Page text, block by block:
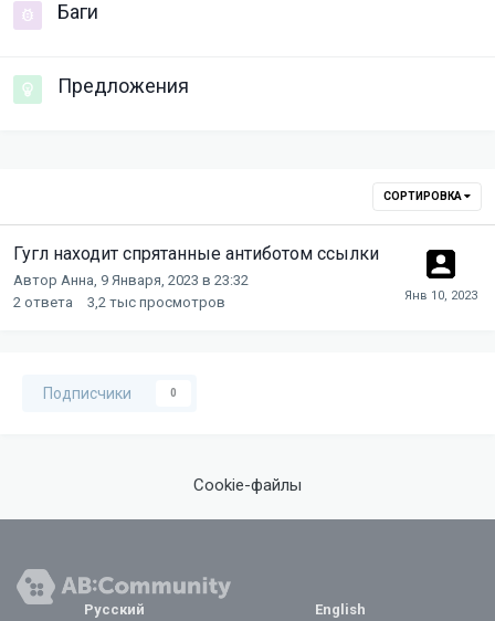
Баги
Предложения
СОРТИРОВКА
Гугл находит спрятанные антиботом ссылки
Автор Анна 9 Января, 2023 в 23:32
2 ответа 3,2 тыс просмотров
Подписчики 0
Cookie-файлы
Русский English